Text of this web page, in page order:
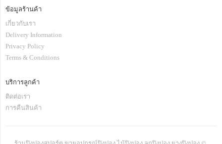
ข้อมูลร้านค้า
เกี่ยวกับเรา
Delivery Information
Privacy Policy
Terms & Conditions
บริการลูกค้า
ติดต่อเรา
การคืนสินค้า